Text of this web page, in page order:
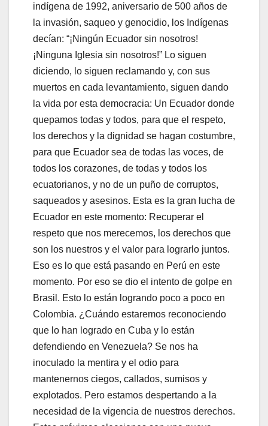
indígena de 1992, aniversario de 500 años de
la invasión, saqueo y genocidio, los Indígenas
decían: “¡Ningún Ecuador sin nosotros!
¡Ninguna Iglesia sin nosotros!” Lo siguen
diciendo, lo siguen reclamando y, con sus
muertos en cada levantamiento, siguen dando
la vida por esta democracia: Un Ecuador donde
quepamos todas y todos, para que el respeto,
los derechos y la dignidad se hagan costumbre,
para que Ecuador sea de todas las voces, de
todos los corazones, de todas y todos los
ecuatorianos, y no de un puño de corruptos,
saqueados y asesinos. Esta es la gran lucha de
Ecuador en este momento: Recuperar el
respeto que nos merecemos, los derechos que
son los nuestros y el valor para lograrlo juntos.
Eso es lo que está pasando en Perú en este
momento. Por eso se dio el intento de golpe en
Brasil. Esto lo están logrando poco a poco en
Colombia. ¿Cuándo estaremos reconociendo
que lo han logrado en Cuba y lo están
defendiendo en Venezuela? Se nos ha
inoculado la mentira y el odio para
mantenernos ciegos, callados, sumisos y
explotados. Pero estamos despertando a la
necesidad de la vigencia de nuestros derechos.